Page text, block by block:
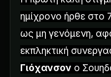
ημίχρονο ήρθε στο
ως μη γενόμενη,
εκπληκτική
Γιόχανσον ο